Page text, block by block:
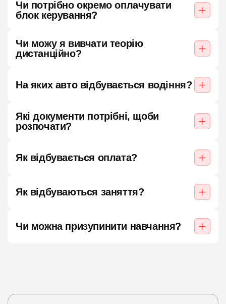
Чи потрібно окремо оплачувати
блок керування?
Чи можу я вивчати теорію
дистанційно?
На яких авто відбувається водіння?
Які документи потрібні, щоби
розпочати?
Як відбувається оплата?
Як відбуваються заняття?
Чи можна призупинити навчання?